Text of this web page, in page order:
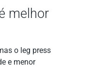
melhor
o leg press
e menor